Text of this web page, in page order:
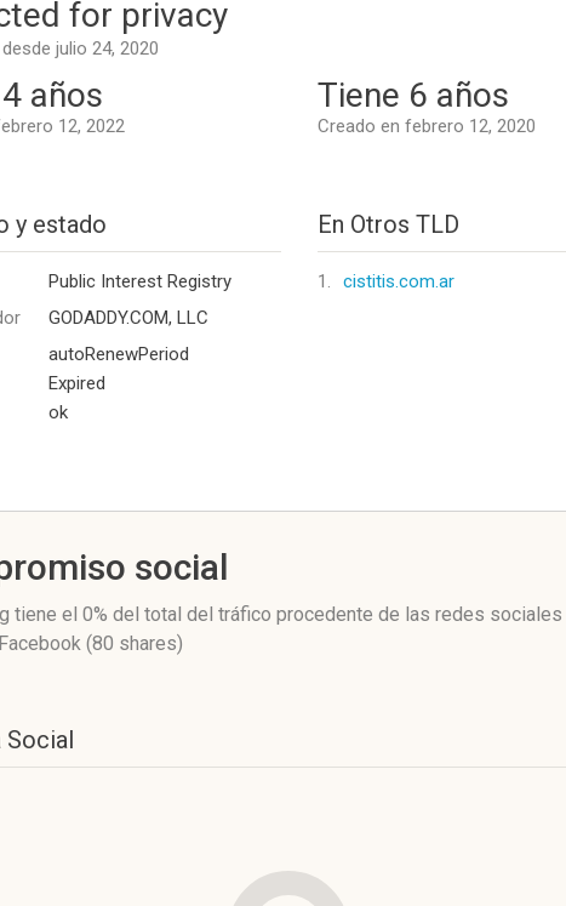
for privacy
julio 24, 2020
años
12, 2022
Tiene 6 años
Creado en febrero 12, 2020
y estado
Public Interest Registry
GODADDY.COM, LLC
autoRenewPeriod
Expired
ok
En Otros TLD
1. cistitis.com.ar
social
tiene el 0% del total del tráfico procedente de las redes sociales
(80 shares)
Social